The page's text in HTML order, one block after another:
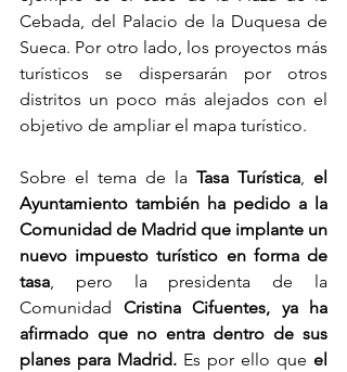
Cebada, del Palacio de la Duquesa de
Sueca. Por otro lado, los proyectos más
turísticos se dispersarán por otros
distritos un poco más alejados con el
objetivo de ampliar el mapa turístico.
Sobre el tema de la Tasa Turística, el
Ayuntamiento también ha pedido a la
Comunidad de Madrid que implante un
nuevo impuesto turístico en forma de
tasa, pero la presidenta de la
Comunidad Cristina Cifuentes, ya ha
afirmado que no entra dentro de sus
planes para Madrid. Es por ello que el